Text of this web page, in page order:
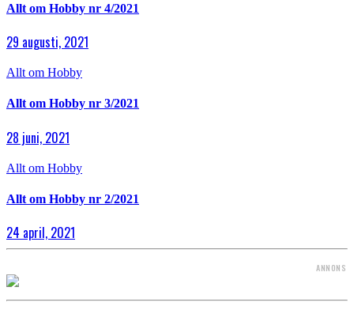
Allt om Hobby nr 4/2021
29 augusti, 2021
Allt om Hobby
Allt om Hobby nr 3/2021
28 juni, 2021
Allt om Hobby
Allt om Hobby nr 2/2021
24 april, 2021
ANNONS